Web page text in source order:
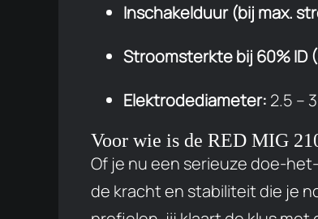
Inschakelduur (bij max.
Stroomsterkte bij 60% ID
Elektrodediameter: 2.5 –
Voor wie is de RED MIG
Of je nu een serieuze doe-
de kracht en stabiliteit die je